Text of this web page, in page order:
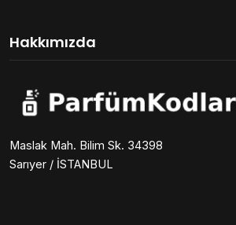
Hakkımızda
Maslak Mah. Bilim Sk. 34398
Sarıyer / İSTANBUL